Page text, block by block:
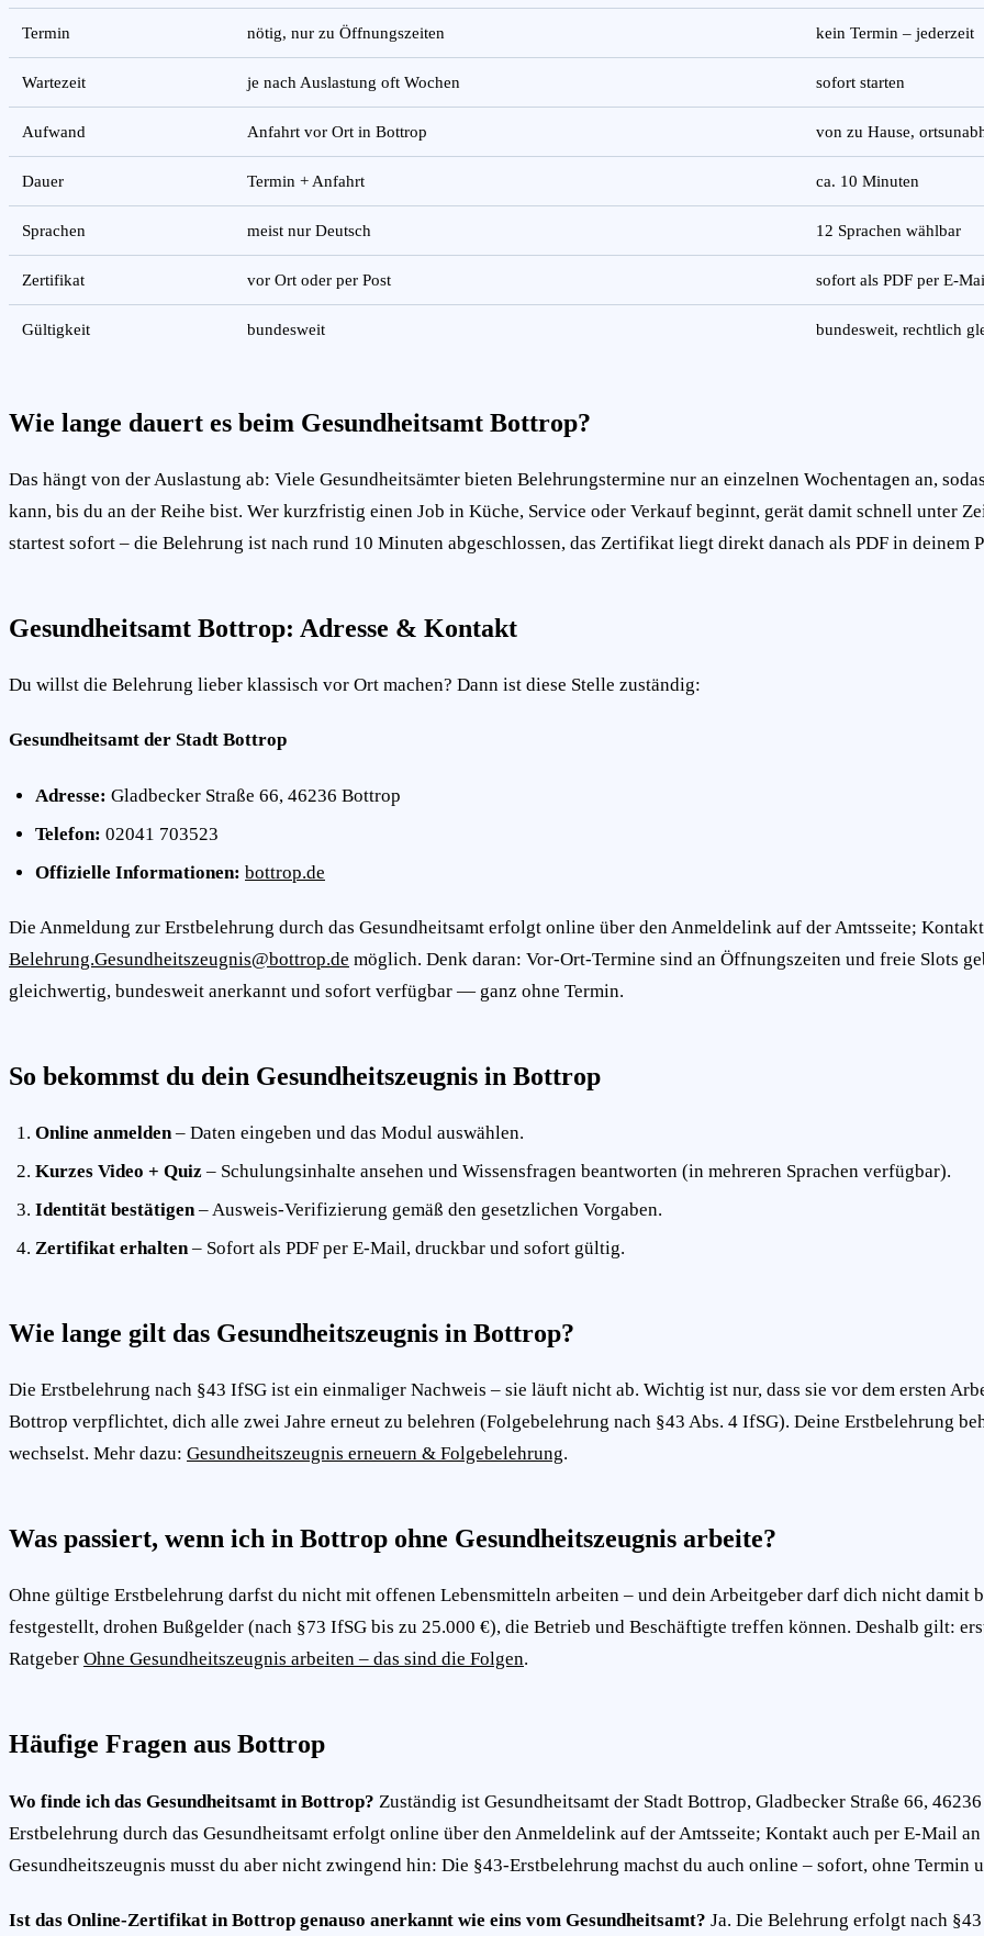
Termin nötig, nur zu Öffnungszeiten kein Termin – jederzeit
Wartezeit je nach Auslastung oft Wochen sofort starten
Aufwand Anfahrt vor Ort in Bottrop von zu Hause,
Dauer Termin + Anfahrt ca. 10 Minuten
Sprachen meist nur Deutsch 12 Sprachen wählbar
Zertifikat vor Ort oder per Post sofort als PDF per E-
Gültigkeit bundesweit bundesweit, rechtlich
Wie lange dauert es beim Gesundheitsamt Bottrop?
Das hängt von der Auslastung ab: Viele Gesundheitsämter bieten Belehrungstermine nur an einzelnen Wochentagen an,
kann, bis du an der Reihe bist. Wer kurzfristig einen Job in Küche, Service oder Verkauf beginnt, gerät damit schnell unter
startest sofort – die Belehrung ist nach rund 10 Minuten abgeschlossen, das Zertifikat liegt direkt danach als PDF in deinem
Gesundheitsamt Bottrop: Adresse & Kontakt
Du willst die Belehrung lieber klassisch vor Ort machen? Dann ist diese Stelle zuständig:
Gesundheitsamt der Stadt Bottrop
Adresse: Gladbecker Straße 66, 46236 Bottrop
Telefon: 02041 703523
Offizielle Informationen: bottrop.de
Die Anmeldung zur Erstbelehrung durch das Gesundheitsamt erfolgt online über den Anmeldelink auf der Amtsseite;
Belehrung.Gesundheitszeugnis@bottrop.de möglich. Denk daran: Vor-Ort-Termine sind an Öffnungszeiten und freie Slots
gleichwertig, bundesweit anerkannt und sofort verfügbar — ganz ohne Termin.
So bekommst du dein Gesundheitszeugnis in Bottrop
Online anmelden– Daten eingeben und das Modul auswählen.
Kurzes Video + Quiz – Schulungsinhalte ansehen und Wissensfragen beantworten (in mehreren Sprachen verfügbar).
Identität bestätigen– Ausweis-Verifizierung gemäß den gesetzlichen Vorgaben.
Zertifikat erhalten– Sofort als PDF per E-Mail, druckbar und sofort gültig.
Wie lange gilt das Gesundheitszeugnis in Bottrop?
Die Erstbelehrung nach §43 IfSG ist ein einmaliger Nachweis – sie läuft nicht ab. Wichtig ist nur, dass sie vor dem ersten
Bottrop verpflichtet, dich alle zwei Jahre erneut zu belehren (Folgebelehrung nach §43 Abs. 4 IfSG). Deine Erstbelehrung
wechselst. Mehr dazu: Gesundheitszeugnis erneuern & Folgebelehrung.
Was passiert, wenn ich in Bottrop ohne Gesundheitszeugnis arbeite?
Ohne gültige Erstbelehrung darfst du nicht mit offenen Lebensmitteln arbeiten – und dein Arbeitgeber darf dich nicht damit
festgestellt, drohen Bußgelder (nach §73 IfSG bis zu 25.000 €), die Betrieb und Beschäftigte treffen können. Deshalb gilt:
Ratgeber Ohne Gesundheitszeugnis arbeiten – das sind die Folgen.
Häufige Fragen aus Bottrop
Wo finde ich das Gesundheitsamt in Bottrop? Zuständig ist Gesundheitsamt der Stadt Bottrop, Gladbecker Straße 66,
Erstbelehrung durch das Gesundheitsamt erfolgt online über den Anmeldelink auf der Amtsseite; Kontakt auch per E-Mail an
Gesundheitszeugnis musst du aber nicht zwingend hin: Die §43-Erstbelehrung machst du auch online – sofort, ohne Termin
Ist das Online-Zertifikat in Bottrop genauso anerkannt wie eins vom Gesundheitsamt? Ja. Die Belehrung erfolgt nach